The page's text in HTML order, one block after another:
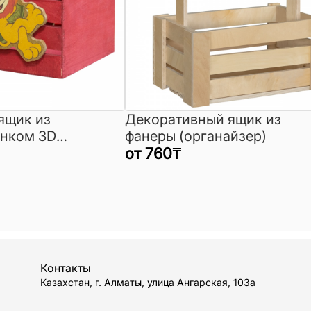
из
3D
Декоративный ящик из
фанеры (органайзер)
от 760₸
Контакты
Казахстан, г. Алматы, улица Ангарская, 103а